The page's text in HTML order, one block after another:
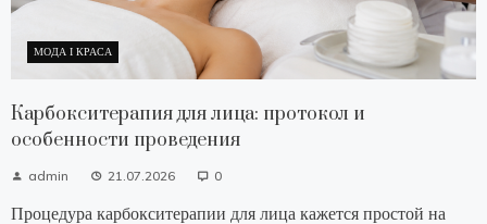
МОДА І КРАСА
Карбокситерапия для лица: протокол и
особенности проведения
admin 21.07.2026 0
Процедура карбокситерапии для лица кажется простой на